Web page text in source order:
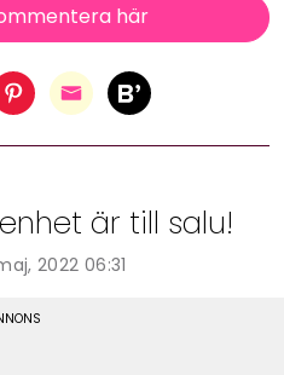
här
är till salu!
2022 06:31